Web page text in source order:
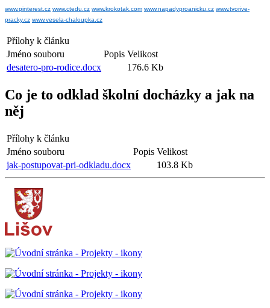
www.pinterest.cz www.ctedu.cz www.krokotak.com www.napadyproanicku.cz www.tvorive-
pracky.cz www.vesela-chaloupka.cz
Přílohy k článku
Jméno souboru
Popis Velikost
desatero-pro-rodice.docx
176.6 Kb
Co je to odklad školní docházky a jak na
něj
Přílohy k článku
Jméno souboru
Popis Velikost
jak-postupovat-pri-odkladu.docx
103.8 Kb